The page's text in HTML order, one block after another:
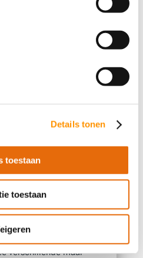
Details tonen
toestaan
toestaan
gebruik van deze
Ze worden
van
van HMI-technologie
met hun menselijke
gebruikt in
verschillende maar